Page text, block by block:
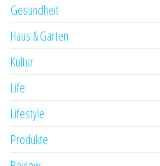
Gesundheit
Haus & Garten
Kultur
Life
Lifestyle
Produkte